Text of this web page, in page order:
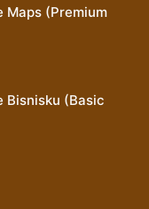
Maps (Premium
Bisnisku (Basic